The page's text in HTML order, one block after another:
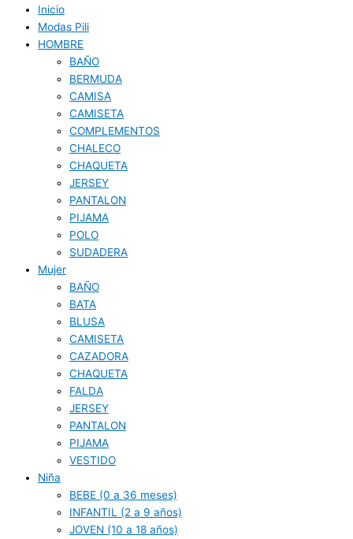
Inicio
Modas Pili
HOMBRE
BAÑO
BERMUDA
CAMISA
CAMISETA
COMPLEMENTOS
CHALECO
CHAQUETA
JERSEY
PANTALON
PIJAMA
POLO
SUDADERA
Mujer
BAÑO
BATA
BLUSA
CAMISETA
CAZADORA
CHAQUETA
FALDA
JERSEY
PANTALON
PIJAMA
VESTIDO
Niña
BEBE (0 a 36 meses)
INFANTIL (2 a 9 años)
JOVEN (10 a 18 años)